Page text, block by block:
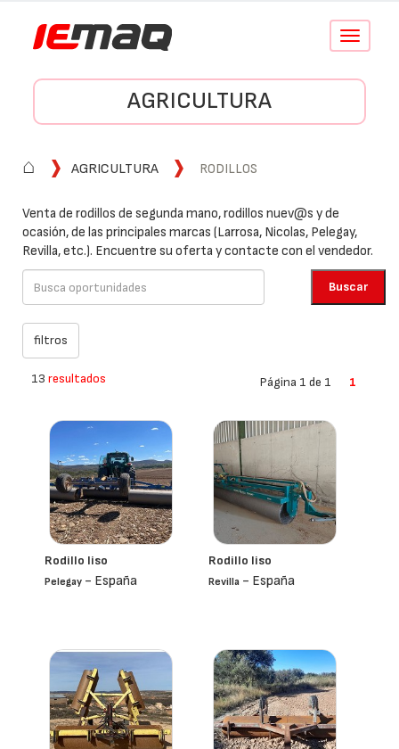
Conmutar
AGRICULTURA
⌂ AGRICULTURA RODILLOS
Venta de rodillos de segunda mano, rodillos nuev@s y de
ocasión, de las principales marcas (Larrosa, Nicolas, Pelegay,
Revilla, etc.). Encuentre su oferta y contacte con el vendedor.
13 resultados Página 1 de 1 1
Rodillo liso
Pelegay - España
Rodillo liso
Revilla - España